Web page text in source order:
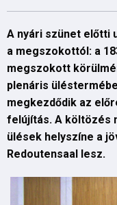
A nyári szünet előtti
a megszokottól: a
megszokott
plenáris
megkezdődik az
felújítás. A költözés
ülések helyszíne a
Redoutensaal lesz.